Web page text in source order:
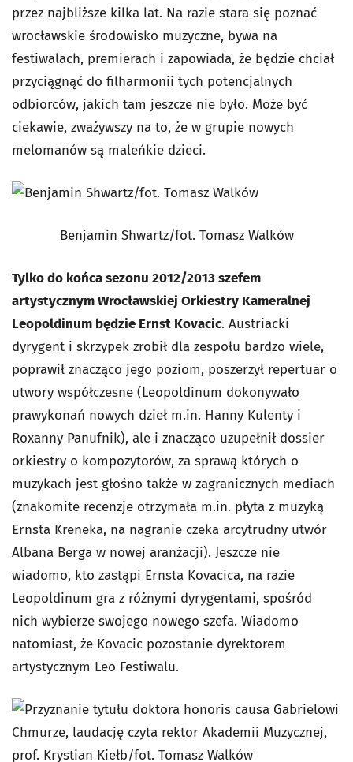
przez najbliższe kilka lat. Na razie stara się poznać
wrocławskie środowisko muzyczne, bywa na
festiwalach, premierach i zapowiada, że będzie chciał
przyciągnąć do filharmonii tych potencjalnych
odbiorców, jakich tam jeszcze nie było. Może być
ciekawie, zważywszy na to, że w grupie nowych
melomanów są maleńkie dzieci.
Benjamin Shwartz/fot. Tomasz Walków
Tylko do końca sezonu 2012/2013 szefem
artystycznym Wrocławskiej Orkiestry Kameralnej
Leopoldinum będzie Ernst Kovacic. Austriacki
dyrygent i skrzypek zrobił dla zespołu bardzo wiele,
poprawił znacząco jego poziom, poszerzył repertuar o
utwory współczesne (Leopoldinum dokonywało
prawykonań nowych dzieł m.in. Hanny Kulenty i
Roxanny Panufnik), ale i znacząco uzupełnił dossier
orkiestry o kompozytorów, za sprawą których o
muzykach jest głośno także w zagranicznych mediach
(znakomite recenzje otrzymała m.in. płyta z muzyką
Ernsta Kreneka, na nagranie czeka arcytrudny utwór
Albana Berga w nowej aranżacji). Jeszcze nie
wiadomo, kto zastąpi Ernsta Kovacica, na razie
Leopoldinum gra z różnymi dyrygentami, spośród
nich wybierze swojego nowego szefa. Wiadomo
natomiast, że Kovacic pozostanie dyrektorem
artystycznym Leo Festiwalu.